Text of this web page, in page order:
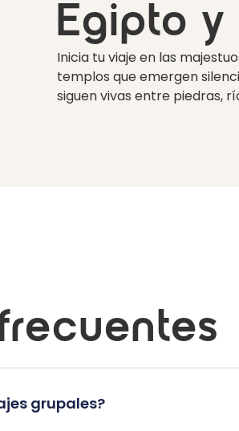
Egipto
Inicia tu viaje en las
templos que emergen
siguen vivas entre piedras,
grupales?